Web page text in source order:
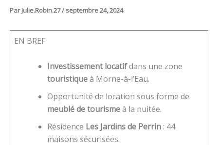
ParJulie.Robin.27/ septembre 24, 2024
EN BREF
Investissement locatifdans une zone
touristiqueà Morne-à-l’Eau.
Opportunité de location sous forme de
meublé de tourismeà la nuitée.
Résidence Les Jardins de Perrin : 44
maisons sécurisées.